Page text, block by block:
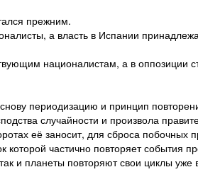
прежним.
а власть в Испании
националистам, а в оппозиции
периодизацию и принцип
случайности и произвола
её заносит, для сброса побочных
которой частично повторяет события
и планеты повторяют свои циклы